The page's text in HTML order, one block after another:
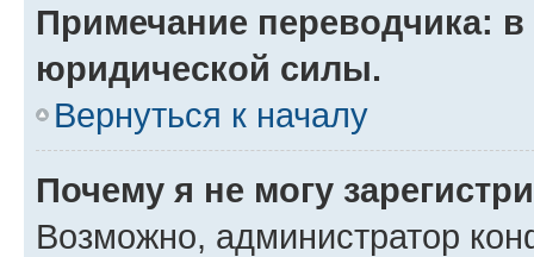
Примечание переводчика:
юридической силы.
Вернуться к началу
Почему я не могу
Возможно, администратор